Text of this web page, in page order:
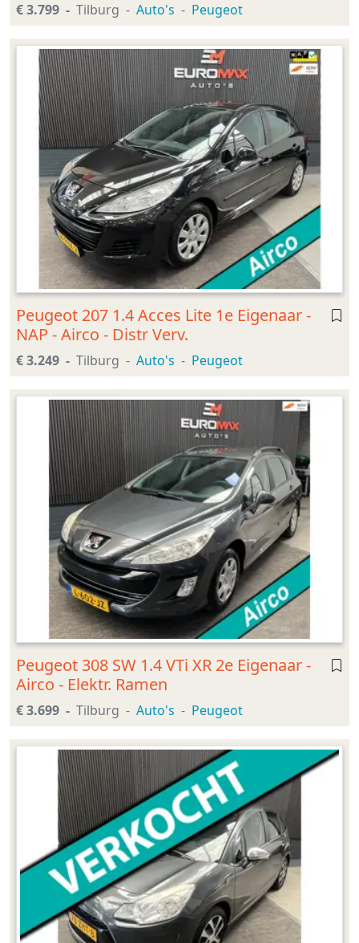
€ 3.799 Tilburg Auto's Peugeot
Peugeot 207 1.4 Acces Lite 1e Eigenaar -
NAP - Airco - Distr Verv.
€ 3.249 Tilburg Auto's Peugeot
Peugeot 308 SW 1.4 VTi XR 2e Eigenaar -
Airco - Elektr. Ramen
€ 3.699 Tilburg Auto's Peugeot